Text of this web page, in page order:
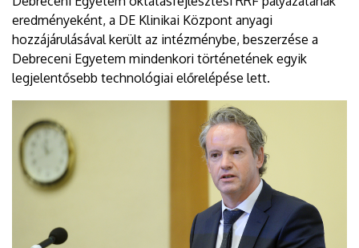
eredményeként, a DE Klinikai Központ anyagi
hozzájárulásával került az intézménybe, beszerzése a
Debreceni Egyetem mindenkori történetének egyik
legjelentősebb technológiai előrelépése lett.